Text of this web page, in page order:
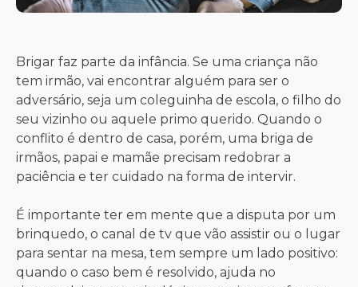
Brigar faz parte da infância. Se uma criança não
tem irmão, vai encontrar alguém para ser o
adversário, seja um coleguinha de escola, o filho do
seu vizinho ou aquele primo querido. Quando o
conflito é dentro de casa, porém, uma briga de
irmãos, papai e mamãe precisam redobrar a
paciência e ter cuidado na forma de intervir.
É importante ter em mente que a disputa por um
brinquedo, o canal de tv que vão assistir ou o lugar
para sentar na mesa, tem sempre um lado positivo:
quando o caso bem é resolvido, ajuda no